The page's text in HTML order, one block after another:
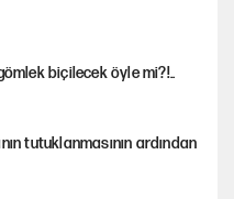
biçilecek öyle mi?!..
tutuklanmasının ardından